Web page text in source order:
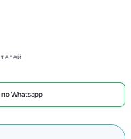
по Whatsapp